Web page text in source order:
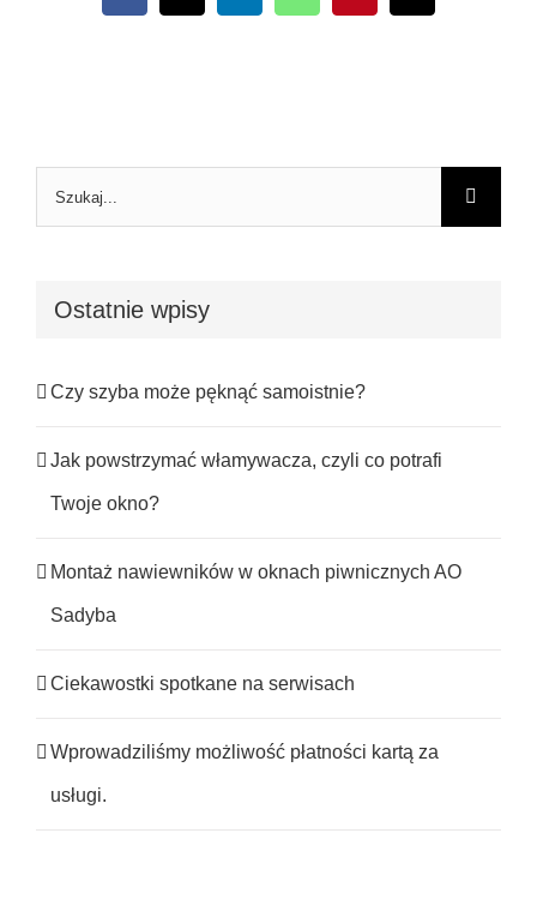
Szukaj
Ostatnie wpisy
Czy szyba może pęknąć samoistnie?
Jak powstrzymać włamywacza, czyli co potrafi
Twoje okno?
Montaż nawiewników w oknach piwnicznych AO
Sadyba
Ciekawostki spotkane na serwisach
Wprowadziliśmy możliwość płatności kartą za
usługi.